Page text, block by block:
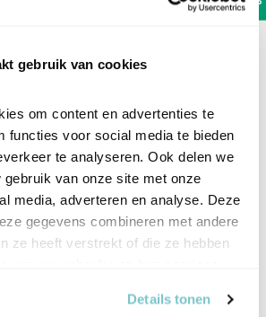
gebruik van cookies
om content en advertenties te
functies voor social media te bieden
te analyseren. Ook delen we
gebruik van onze site met onze
media, adverteren en analyse. Deze
gegevens combineren met andere
ze heeft verstrekt of die ze hebben
Details tonen